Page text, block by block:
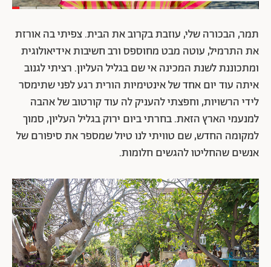
תמר, הבכורה שלי, עוזבת בקרוב את הבית. צפיתי בה אורזת
את התרמיל, עוטה מבט מחוספס ורב חשיבות אידיאולוגית
ומתכוננת לשנת המכינה אי שם בגליל העליון. רציתי לגנוב
איתה עוד יום אחד של אינטימיות הורית רגע לפני שתימסר
לידי הרשויות, וחפצתי להעניק לה עוד קורטוב של אהבה
למנעמי הארץ הזאת. בחרתי ביום ירוק בגליל העליון, סמוך
למקומה החדש, שם טוויתי לנו טיול שמספר את סיפורם של
אנשים שהחליטו להגשים חלומות.